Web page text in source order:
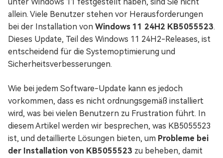
allein. Viele Benutzer stehen vor Herausforderungen
bei der Installation von Windows 11 24H2 KB5055523.
Dieses Update, Teil des Windows 11 24H2-Releases, ist
entscheidend für die Systemoptimierung und
Sicherheitsverbesserungen.
Wie bei jedem Software-Update kann es jedoch
vorkommen, dass es nicht ordnungsgemäß installiert
wird, was bei vielen Benutzern zu Frustration führt. In
diesem Artikel werden wir besprechen, was KB5055523
ist, und detaillierte Lösungen bieten, um Probleme bei
der Installation von KB5055523 zu beheben, damit